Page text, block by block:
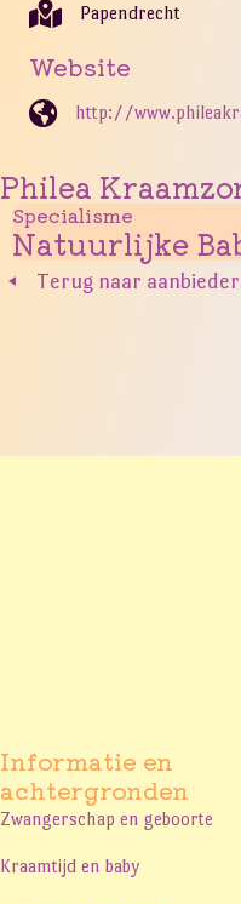
Philea
Specialisme
Natuurlijke
Terug naar
Papendrecht
Website
http://
Informatie en
achtergronden
Zwangerschap en geboorte
Kraamtijd en baby